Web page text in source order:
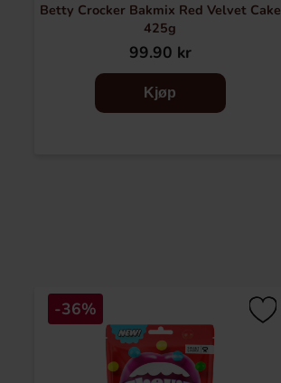
Betty Crocker Bakmix Red Velvet Cake
425g
99.90 kr
Kjøp
-36%